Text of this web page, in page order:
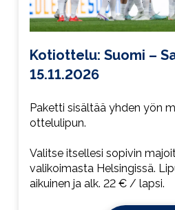
Kotiottelu: Suomi –
15.11.2026
Paketti sisältää yhden yön
ottelulipun.
Valitse itsellesi sopivin
valikoimasta Helsingissä.
aikuinen ja alk. 22 € / lapsi.